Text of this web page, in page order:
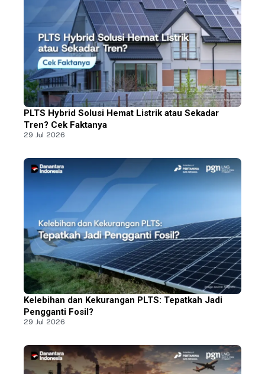
PLTS Hybrid Solusi Hemat Listrik atau Sekadar
Tren? Cek Faktanya
29 Jul 2026
Kelebihan dan Kekurangan PLTS: Tepatkah Jadi
Pengganti Fosil?
29 Jul 2026